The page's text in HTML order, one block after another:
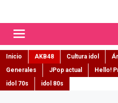
Inicio AKB48 Cultura idol
Generales
JPop actual Hello!
idol 70s
idol 80s